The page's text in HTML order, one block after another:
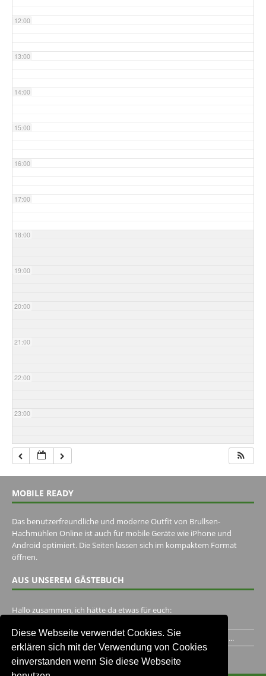
Diese Webseite verwendet Cookies. Sie
erklären sich mit der Verwendung von Cookies
einverstanden wenn Sie diese Webseite
12:00
13:00
14:00
15:00
16:00
17:00
18:00
19:00
20:00
21:00
22:00
23:00
MOBILE READY
Das benutzerfreundliche und moderne Outfit von Brullsen-
Hachmühlen Online ist auch für mobile Geräte wie iPhone und
Android optimiert. Die Seiten lassen sich im kompaktem Format
öffnen.
AUS UNSEREM GÄSTEBUCH
Hallo zusammen, ich hätte da etwas für euch:
Ich habe ein Jahr im Gasthaus Hugo Pape verbracht..Habe ihn...
Unser Gästebuch besuchen